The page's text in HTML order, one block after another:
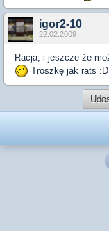
igor2-10
22.02.2009
Racja, i jeszcze że
Troszkę jak rats